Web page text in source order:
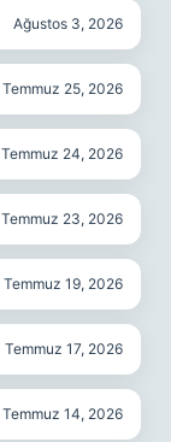
Ağustos 3, 2026
Temmuz 25, 2026
Temmuz 24, 2026
Temmuz 23, 2026
Temmuz 19, 2026
Temmuz 17, 2026
Temmuz 14, 2026